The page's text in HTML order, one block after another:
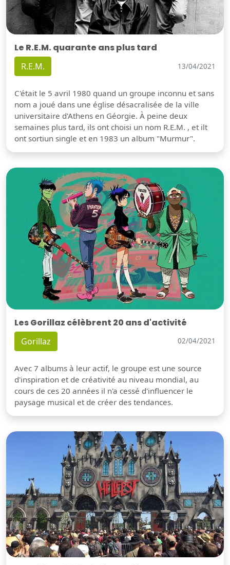
Le R.E.M. quarante ans plus tard
R.E.M. 13/04/2021
C'était le 5 avril 1980 quand un groupe inconnu et sans
nom a joué dans une église désacralisée de la ville
universitaire d'Athens en Géorgie. À peine deux
semaines plus tard, ils ont choisi un nom R.E.M. , et ilt
ont sortiun single et en 1983 un album "Murmur".
Les Gorillaz célèbrent 20 ans d'activité
Gorillaz 02/04/2021
Avec 7 albums à leur actif, le groupe est une source
d'inspiration et de créativité au niveau mondial, au
cours de ces 20 années il n'a cessé d'influencer le
paysage musical et de créer des tendances.